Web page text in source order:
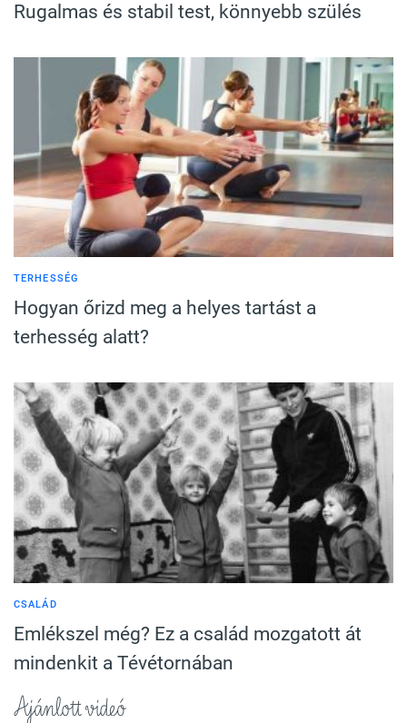
Rugalmas és stabil test, könnyebb szülés
TERHESSÉG
Hogyan őrizd meg a helyes tartást a
terhesség alatt?
CSALÁD
Emlékszel még? Ez a család mozgatott át
mindenkit a Tévétornában
Ajánlott videó